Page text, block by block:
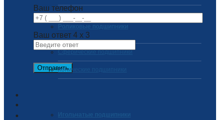
Ваш телефон
Ваш ответ 4 x 3
Роликовые подшипники
Сферические подшипники
Конические подшипники
Игольчатые подшипники